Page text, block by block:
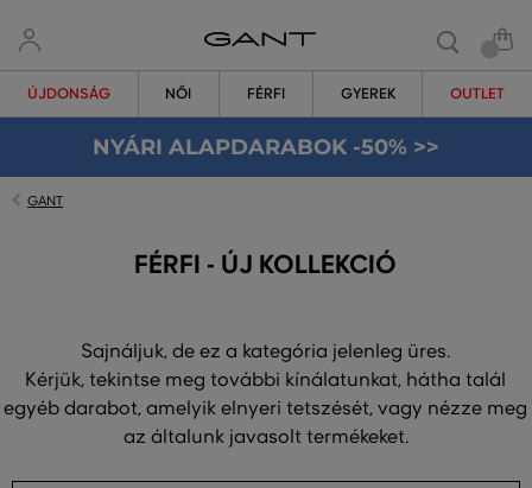
ÚJDONSÁG NŐI FÉRFI GYEREK OUTLET
NYÁRI ALAPDARABOK -50% >>
GANT
FÉRFI - ÚJ KOLLEKCIÓ
Sajnáljuk, de ez a kategória jelenleg üres.
Kérjük, tekintse meg további kínálatunkat, hátha talál
egyéb darabot, amelyik elnyeri tetszését, vagy nézze meg
az általunk javasolt termékeket.